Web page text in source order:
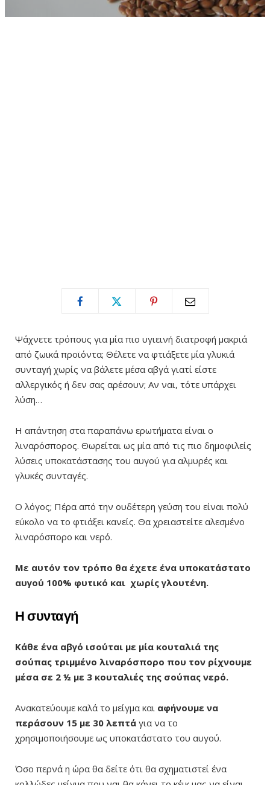
Ψάχνετε τρόπους για μία πιο υγιεινή διατροφή μακριά
από ζωικά προϊόντα; Θέλετε να φτιάξετε μία γλυκιά
συνταγή χωρίς να βάλετε μέσα αβγά γιατί είστε
αλλεργικός ή δεν σας αρέσουν; Αν ναι, τότε υπάρχει
λύση…
Η απάντηση στα παραπάνω ερωτήματα είναι ο
λιναρόσπορος. Θωρείται ως μία από τις πιο δημοφιλείς
λύσεις υποκατάστασης του αυγού για αλμυρές και
γλυκές συνταγές.
Ο λόγος; Πέρα από την ουδέτερη γεύση του είναι πολύ
εύκολο να το φτιάξει κανείς. Θα χρειαστείτε αλεσμένο
λιναρόσπορο και νερό.
Με αυτόν τον τρόπο θα έχετε ένα υποκατάστατο
αυγού 100% φυτικό και χωρίς γλουτένη.
Η συνταγή
Κάθε ένα αβγό ισούται με μία κουταλιά της
σούπας τριμμένο λιναρόσπορο που τον ρίχνουμε
μέσα σε 2 ½ με 3 κουταλιές της σούπας νερό.
Ανακατεύουμε καλά το μείγμα και αφήνουμε να
περάσουν 15 με 30 λεπτά για να το
χρησιμοποιήσουμε ως υποκατάστατο του αυγού.
Όσο περνά η ώρα θα δείτε ότι θα σχηματιστεί ένα